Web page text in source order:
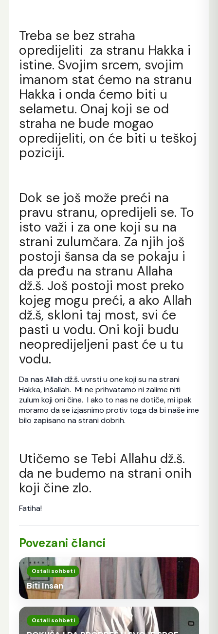
Treba se bez straha
opredijeliti za stranu Hakka i
istine. Svojim srcem, svojim
imanom stat ćemo na stranu
Hakka i onda ćemo biti u
selametu. Onaj koji se od
straha ne bude mogao
opredijeliti, on će biti u teškoj
poziciji.
Dok se još može preći na
pravu stranu, opredijeli se. To
isto važi i za one koji su na
strani zulumčara. Za njih još
postoji šansa da se pokaju i
da pređu na stranu Allaha
dž.š. Još postoji most preko
kojeg mogu preći, a ako Allah
dž.š, skloni taj most, svi će
pasti u vodu. Oni koji budu
neopredijeljeni past će u tu
vodu.
Da nas Allah dž.š. uvrsti u one koji su na strani
Hakka, inšallah. Mi ne prihvatamo ni zalime niti
zulum koji oni čine. I ako to nas ne dotiče, mi ipak
moramo da se izjasnimo protiv toga da bi naše ime
bilo zapisano na strani dobrih.
Utičemo se Tebi Allahu dž.š.
da ne budemo na strani onih
koji čine zlo.
Fatiha!
Povezani članci
Ostali sohbeti
Biti Insan
Ostali sohbeti